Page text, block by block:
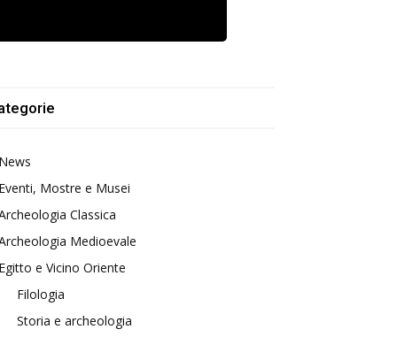
Mostre e Musei
Classica
Medioevale
e Vicino Oriente
Filologia
Storia e archeologia